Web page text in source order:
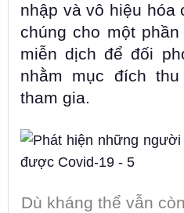
nhập và vô hiệu hóa
chúng cho một
miễn dịch để đối
nhằm mục đích
tham gia.
Dù kháng thể vẫn